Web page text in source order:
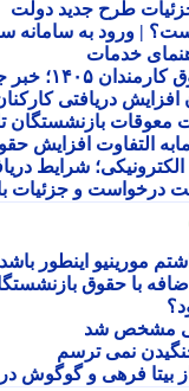
طرح جدید دولت
ورود به سامانه
خدمات
افزایش مجدد حقوق
دریافتی کارکنان
التفاوت افزایش
شرایط
و جزئیات
مورینیو اینطور باشد
با حقوق
مشخص شد
نمی ترسم
بیتا فرهی و گوگوش